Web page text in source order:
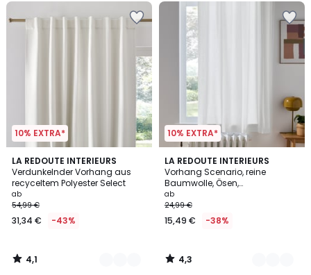
10% EXTRA*
LA REDOUTE INTERIEURS
Verdunkelnder Vorhang aus
recyceltem Polyester Select
ab
54,99 €
31,34 € -43%
4,1
/ 5
2
Farben
4,1
/
10% EXTRA*
LA REDOUTE INTERIEURS
Vorhang Scenario, reine
Baumwolle, Ösen,
heizungsgeeignet
ab
24,99 €
15,49 € -38%
4,3
/ 5
6
Farben
4,3
/